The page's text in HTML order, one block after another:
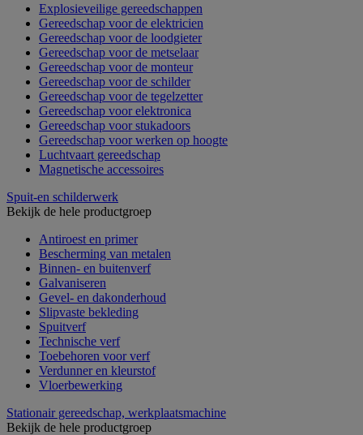
Explosieveilige gereedschappen
Gereedschap voor de elektricien
Gereedschap voor de loodgieter
Gereedschap voor de metselaar
Gereedschap voor de monteur
Gereedschap voor de schilder
Gereedschap voor de tegelzetter
Gereedschap voor elektronica
Gereedschap voor stukadoors
Gereedschap voor werken op hoogte
Luchtvaart gereedschap
Magnetische accessoires
Spuit-en schilderwerk
Bekijk de hele productgroep
Antiroest en primer
Bescherming van metalen
Binnen- en buitenverf
Galvaniseren
Gevel- en dakonderhoud
Slipvaste bekleding
Spuitverf
Technische verf
Toebehoren voor verf
Verdunner en kleurstof
Vloerbewerking
Stationair gereedschap, werkplaatsmachine
Bekijk de hele productgroep